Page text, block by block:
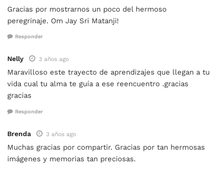
Gracias por mostrarnos un poco del hermoso
peregrinaje. Om Jay Sri Matanji!
Responder
Nelly 3 años ago
Maravilloso este trayecto de aprendizajes que llegan a tu
vida cual tu alma te guía a ese reencuentro .gracias
gracias
Responder
Brenda 3 años ago
Muchas gracias por compartir. Gracias por tan hermosas
imágenes y memorias tan preciosas.